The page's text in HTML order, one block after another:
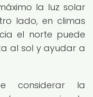
la luz solar
lado, en climas
el norte puede
al sol y ayudar a
considerar la